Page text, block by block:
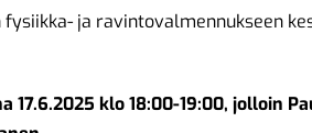
ja ravintovalmennukseen
17.6.2025 klo 18:00-19:00, jolloin